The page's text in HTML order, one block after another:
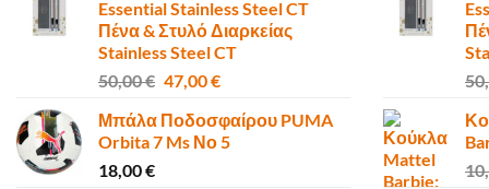
Essential Stainless Steel CT
Πένα & Στυλό Διαρκείας
Stainless Steel CT
50,00€ Original
was:
50,00 €.
47,00€Η
τιμή
είναι:
Μπάλα Ποδοσφαίρου PUMA
Orbita 7 Ms Νο 5
18,00€